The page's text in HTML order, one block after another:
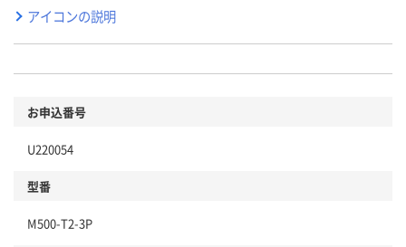
アイコンの説明
お申込番号
U220054
型番
M500-T2-3P